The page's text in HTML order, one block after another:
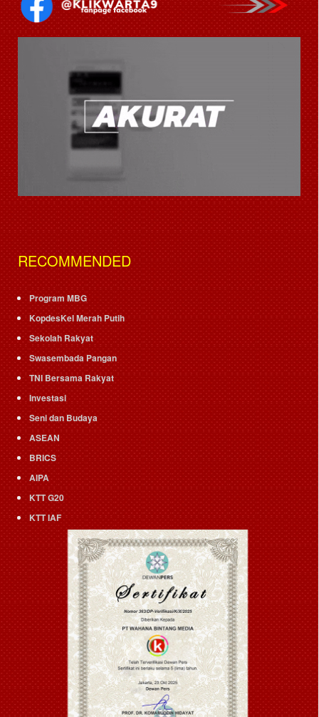
RECOMMENDED
Program MBG
KopdesKel Merah Putih
Sekolah Rakyat
Swasembada Pangan
TNI Bersama Rakyat
Investasi
Seni dan Budaya
ASEAN
BRICS
AIPA
KTT G20
KTT IAF